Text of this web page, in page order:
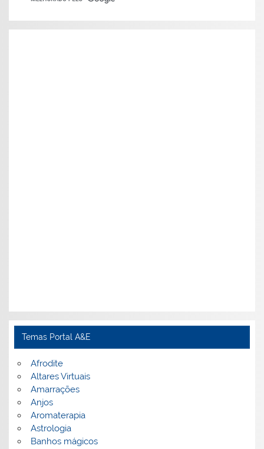
Temas Portal A&E
Afrodite
Altares Virtuais
Amarrações
Anjos
Aromaterapia
Astrologia
Banhos mágicos